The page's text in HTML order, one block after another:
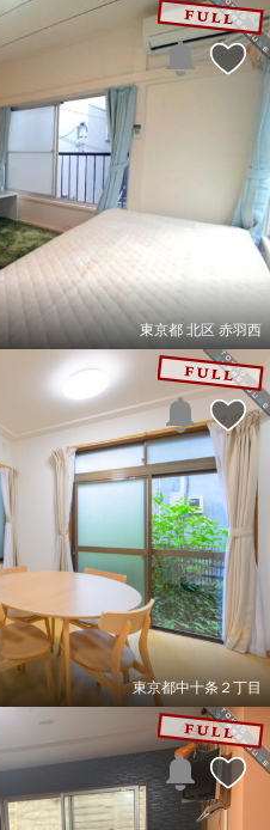
東京都 北区 赤羽西
東京都中十条２丁目